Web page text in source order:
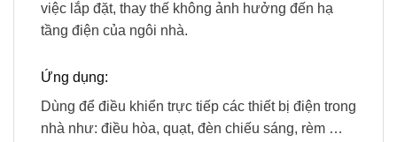
việc lắp đặt, thay thế không ảnh hưởng đến hạ
tầng điện của ngôi nhà.
Ứng dụng:
Dùng để điều khiển trực tiếp các thiết bị điện trong
nhà như: điều hòa, quạt, đèn chiếu sáng, rèm …